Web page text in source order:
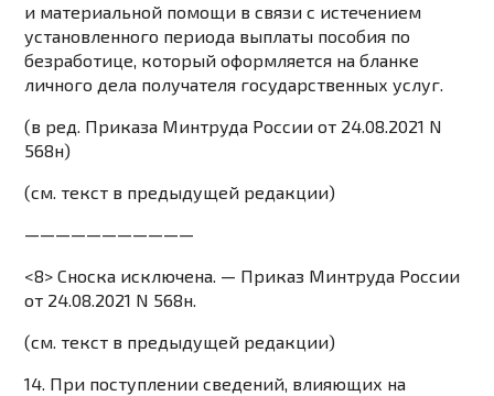
и материальной помощи в связи с истечением
установленного периода выплаты пособия по
безработице, который оформляется на бланке
личного дела получателя государственных услуг.
(в ред. Приказа Минтруда России от 24.08.2021 N
568н)
(см. текст в предыдущей редакции)
———————————
<8> Сноска исключена. — Приказ Минтруда России
от 24.08.2021 N 568н.
(см. текст в предыдущей редакции)
14. При поступлении сведений, влияющих на